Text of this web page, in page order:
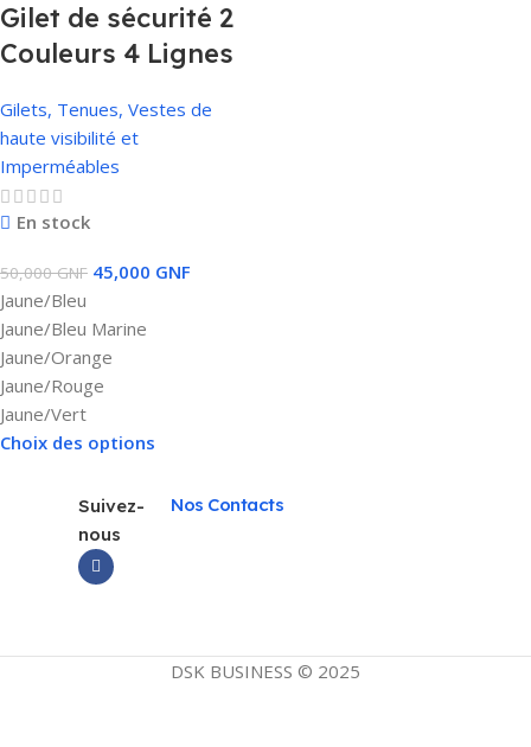
Gilet de sécurité 2
Couleurs 4 Lignes
Gilets, Tenues, Vestes de
haute visibilité et
Imperméables
En stock
50,000GNF 45,000 GNF
Jaune/Bleu
Jaune/Bleu Marine
Jaune/Orange
Jaune/Rouge
Jaune/Vert
Choix des options
Suivez-
nous
Nos Contacts
DSK BUSINESS © 2025